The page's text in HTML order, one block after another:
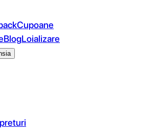
Cupoane
BlogLoializare